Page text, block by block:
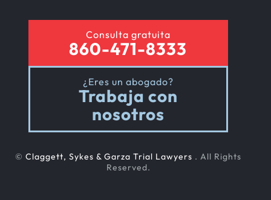
Consulta gratuita
860-471-8333
¿Eres un abogado?
Trabaja con
nosotros
© Claggett, Sykes & Garza Trial Lawyers . All Rights
Reserved.